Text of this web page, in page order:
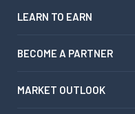
LEARN TO EARN
BECOME A PARTNER
MARKET OUTLOOK